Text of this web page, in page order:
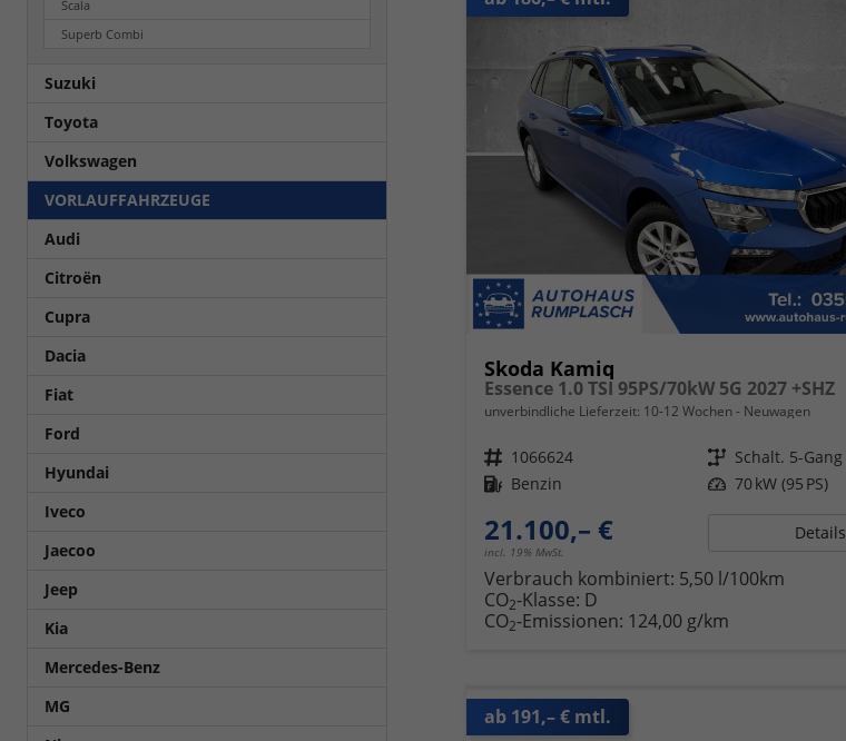
Skoda Kamiq
Essence 1.0 TSI 95PS/70kW 5G 2027 +SHZ
unverbindliche Lieferzeit: 10-12 Wochen Neuwagen
Fahrzeugnr. 1066624 Getriebe Schalt. 5-Gang
Kraftstoff Benzin Leistung 70 kW (95 PS)
21.100,– €
incl. 19% MwSt.
Details
Verbrauch kombiniert: 5,50 l/100km
CO2-Klasse: D
CO2-Emissionen: 124,00 g/km
ab 191,– € mtl.
Scala
Superb Combi
Suzuki
Toyota
Volkswagen
VORLAUFFAHRZEUGE
Audi
Citroën
Cupra
Dacia
Fiat
Ford
Hyundai
Iveco
Jaecoo
Jeep
Kia
Mercedes-Benz
MG